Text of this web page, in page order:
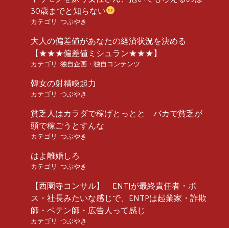
30歳までと知らない
カテゴリ: つぶやき
大人の偏差値があなたの経済状況を決める
【★★★偏差値ミシュラン★★★】
カテゴリ: 独自企画・独自コンテンツ
韓女の射精喚起力
カテゴリ: つぶやき
貧乏人はカラダで稼げとっとと バカで貧乏が
頭で稼ごうとすんな
カテゴリ: つぶやき
はよ離婚しろ
カテゴリ: つぶやき
【西園寺コンサル】 ENTJが最終責任者・ボ
ス・社長みたいな感じで、ENTPは起業家・詐欺
師・ペテン師・広告人って感じ
カテゴリ: つぶやき